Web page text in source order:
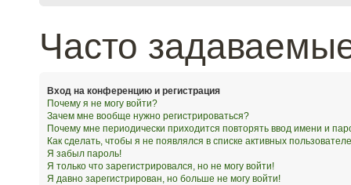
Часто
Вход на конференцию и регистрация
Почему я не могу войти?
Зачем мне вообще нужно регистрироваться?
Почему мне периодически приходится повторять ввод имени и
Как сделать, чтобы я не появлялся в списке активных
Я забыл пароль!
Я только что зарегистрировался, но не могу войти!
Я давно зарегистрирован, но больше не могу войти!